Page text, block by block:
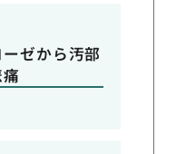
ゼから汚部